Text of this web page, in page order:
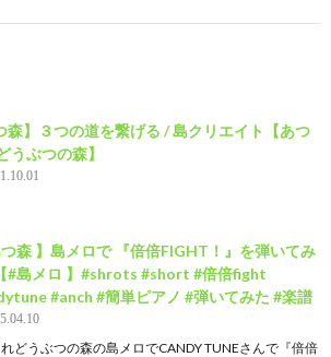
森】３つの道を繋げる / 島クリエイト【あつ
うぶつの森】
つ森 】島メロで 『倍倍FIGHT！』を弾いてみ
#島メロ 】#shrots #short #倍倍fight
#anch #簡単ピアノ #弾いてみた #楽譜
どうぶつの森の島メロでCANDY TUNEさんで『倍倍